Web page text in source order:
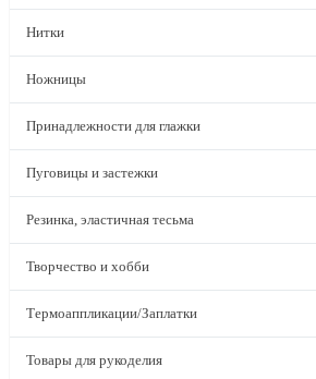
Нитки
Ножницы
Принадлежности для глажки
Пуговицы и застежки
Резинка, эластичная тесьма
Творчество и хобби
Термоаппликации/Заплатки
Товары для рукоделия